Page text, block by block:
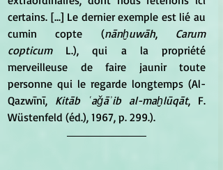
certains. [...] Le dernier exemple est lié au
cumin copte (nānḫuwāh, Carum
copticum L.), qui a la propriété
merveilleuse de faire jaunir toute
personne qui le regarde longtemps (Al-
Qazwīnī, Kitāb ʿaǧāʾib al-maḫlūqāt, F.
Wüstenfeld (éd.), 1967, p. 299.).